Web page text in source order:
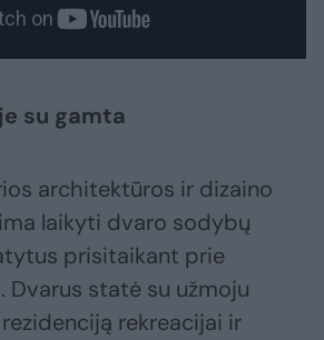
su gamta
architektūros ir dizaino
laikyti dvaro sodybų
prisitaikant prie
Dvarus statė su užmoju
rekreacijai ir